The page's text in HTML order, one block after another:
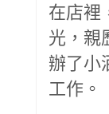
在店裡
光，親
辦了小
工作。